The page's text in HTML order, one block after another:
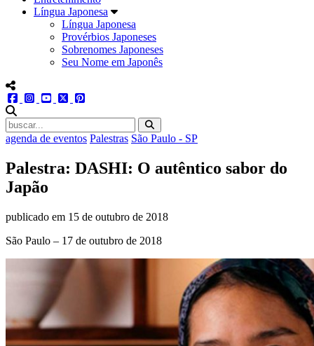
Língua Japonesa
Língua Japonesa
Provérbios Japoneses
Sobrenomes Japoneses
Seu Nome em Japonês
menu redes social
facebookinstagram
youtube
twitter
agenda de eventos Palestras São Paulo - SP
Palestra: DASHI: O autêntico sabor do
Japão
publicado em 15 de outubro de 2018
São Paulo – 17 de outubro de 2018